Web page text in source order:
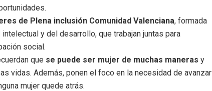
de Plena inclusión Comunidad Valenciana, formada
y del desarrollo, que trabajan juntas para
social.
que se puede ser mujer de muchas maneras y
vidas. Además, ponen el foco en la necesidad de avanzar
mujer quede atrás.